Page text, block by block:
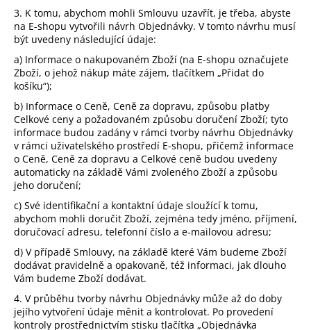
3. K tomu, abychom mohli Smlouvu uzavřít, je třeba, abyste
na E-shopu vytvořili návrh Objednávky. V tomto návrhu musí
být uvedeny následující údaje:
a) Informace o nakupovaném Zboží (na E-shopu označujete
Zboží, o jehož nákup máte zájem, tlačítkem „Přidat do
košíku“);
b) Informace o Ceně, Ceně za dopravu, způsobu platby
Celkové ceny a požadovaném způsobu doručení Zboží; tyto
informace budou zadány v rámci tvorby návrhu Objednávky
v rámci uživatelského prostředí E-shopu, přičemž informace
o Ceně, Ceně za dopravu a Celkové ceně budou uvedeny
automaticky na základě Vámi zvoleného Zboží a způsobu
jeho doručení;
c) Své identifikační a kontaktní údaje sloužící k tomu,
abychom mohli doručit Zboží, zejména tedy jméno, příjmení,
doručovací adresu, telefonní číslo a e-mailovou adresu;
d) V případě Smlouvy, na základě které Vám budeme Zboží
dodávat pravidelně a opakovaně, též informaci, jak dlouho
Vám budeme Zboží dodávat.
4. V průběhu tvorby návrhu Objednávky může až do doby
jejího vytvoření údaje měnit a kontrolovat. Po provedení
kontroly prostřednictvím stisku tlačítka „Objednávka